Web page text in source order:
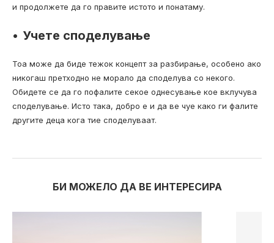
и продолжете да го правите истото и понатаму.
• Учете споделување
Тоа може да биде тежок концепт за разбирање, особено ако
никогаш претходно не морало да споделува со некого.
Обидете се да го пофалите секое однесување кое вклучува
споделување. Исто така, добро е и да ве чуе како ги фалите
другите деца кога тие споделуваат.
БИ МОЖЕЛО ДА ВЕ ИНТЕРЕСИРА